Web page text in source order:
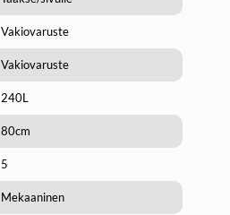
Vakiovaruste
Vakiovaruste
240L
80cm
5
Mekaaninen